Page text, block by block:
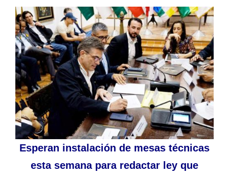
Esperan instalación de mesas técnicas
esta semana para redactar ley que